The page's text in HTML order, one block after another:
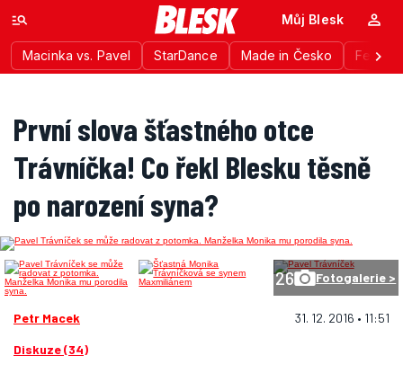
Macinka vs. Pavel StarDance Made in Česko
Můj Blesk
První slova šťastného otce
Trávníčka! Co řekl Blesku těsně
po narození syna?
26 Fotogalerie >
Petr Macek 31. 12. 2016 • 11:51
Diskuze (34)